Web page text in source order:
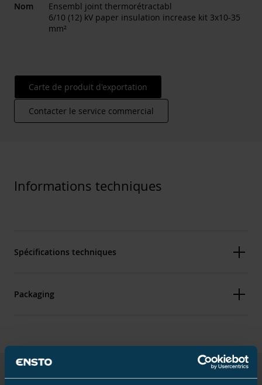
Nom
Ensembl joint thermorétractabl
6/10 (12) kV paper insulation increase kit 3x10-35
mm²
Carte de produit d'exportation
Contacter le service commercial
Informations techniques
Spécifications techniques
Caractéristiques
Tension assignée U0/U (Um) 6.35/11 (12)
Packaging